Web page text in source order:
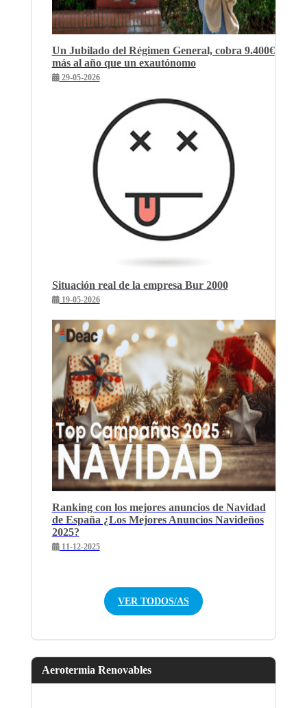
Un Jubilado del Régimen General, cobra 9.400€
más al año que un exautónomo
29-05-2026
Situación real de la empresa Bur 2000
19-05-2026
Ranking con los mejores anuncios de Navidad
de España ¿Los Mejores Anuncios Navideños
2025?
11-12-2025
VER TODOS/AS
Aerotermia Renovables